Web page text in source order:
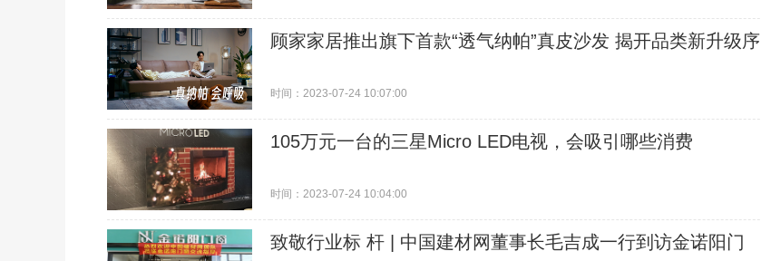
顾家家居推出旗下首款“透气纳帕”真皮沙发 揭开品类新升级序
时间：2023-07-24 10:07:00
105万元一台的三星Micro LED电视，会吸引哪些消费
时间：2023-07-24 10:04:00
致敬行业标 杆 | 中国建材网董事长毛吉成一行到访金诺阳门